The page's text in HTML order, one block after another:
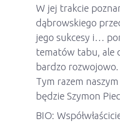
W jej trakcie
dąbrowskiego
jego sukcesy i…
tematów tabu, ale
bardzo rozwojowo.
Tym razem
będzie Szymon
BIO: